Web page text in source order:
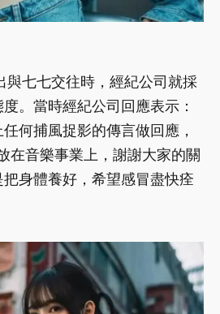
與七七交往時，經紀公司就採
。當時經紀公司回應表示：
任何捕風捉影的傳言做回應，
在音樂事業上，謝謝大家的關
身體養好，希望感冒盡快痊